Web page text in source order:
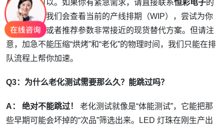
A：通常可以。如果你有紧急需求，请直接联系恒彩电子的
销售团队。我们会查看当前的产线排期（WIP），尝试为你
优先插单，或者推荐参数非常接近的现货替代方案。但请注
意，加急不能压缩“烘烤”和“老化”的物理时间，我们只能在排
队流程上帮你加速。
Q3：为什么老化测试需要那么久？能跳过吗？
A： 绝对不能跳过！
老化测试就像是“体能测试”，它能把那
些早期可能会坏掉的“次品”筛选出来。LED 灯珠在刚生产出